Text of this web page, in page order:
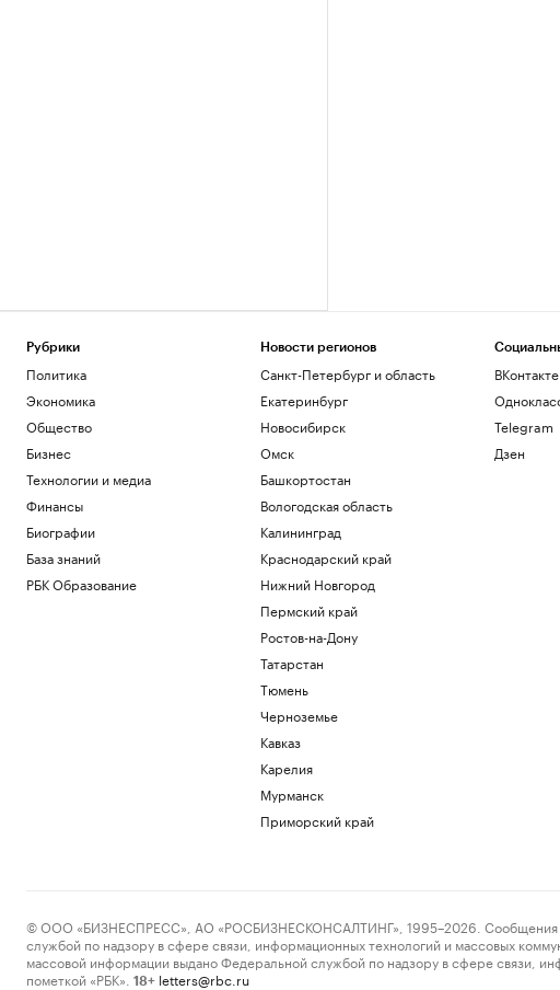
Рубрики
Политика
Экономика
Общество
Бизнес
Технологии и медиа
Финансы
Биографии
База знаний
РБК Образование
Новости регионов
Санкт-Петербург и область
Екатеринбург
Новосибирск
Омск
Башкортостан
Вологодская область
Калининград
Краснодарский край
Нижний Новгород
Пермский край
Ростов-на-Дону
Татарстан
Тюмень
Черноземье
Кавказ
Карелия
Мурманск
Приморский край
ВКонтакте
Telegram
Дзен
© ООО «БИЗНЕСПРЕСС», АО «РОСБИЗНЕСКОНСАЛТИНГ», 1995–2026. Сообщения и
службой по надзору в сфере связи, информационных технологий и массовых
массовой информации выдано Федеральной службой по надзору в сфере связи,
пометкой «РБК».
18+ letters@rbc.ru